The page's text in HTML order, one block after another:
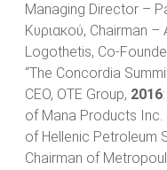
Managing Director –
Κυριακού, Chairman –
Logothetis, Co-
“The Concordia
CEO, OTE Group, 2016
of Mana Products Inc.
of Hellenic Petroleum
Chairman of